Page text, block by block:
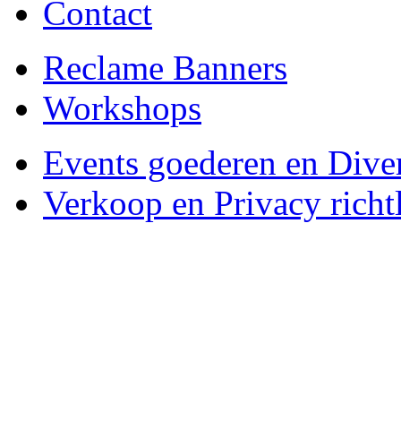
Contact
Reclame Banners
Workshops
Events goederen en
Verkoop en Privacy